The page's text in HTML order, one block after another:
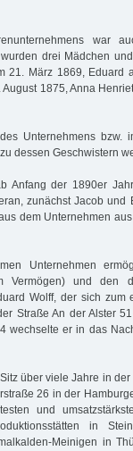
war
drei Mädchen
21. März 1869, Eduard
1875, Anna
Unternehmens bzw.
dessen Geschwistern
Anfang der 1890er
zunächst Jacob und
dem Unternehmen
Unternehmen
Vermögen) und den
Wolff, der sich zum
Straße An der Alster
wechselte er in das
über viele Jahre in
26 in der
und
in
Meinigen in